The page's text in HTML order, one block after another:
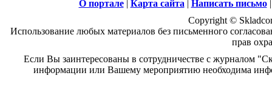
О портале| Карта сайта | Написать письмо
Copyright ©
Использование любых материалов без письменного
прав
Если Вы заинтересованы в сотрудничестве с журналом
информации или Вашему мероприятию необходима